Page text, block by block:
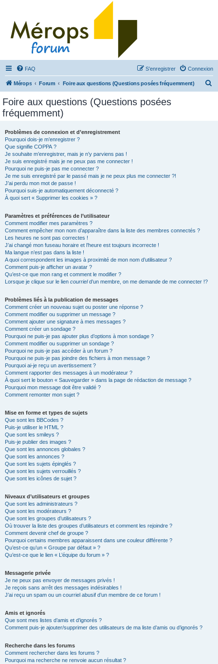
FAQ Connexion
S’enregistrer
Mérops Forum Foire aux questions (Questions posées fréquemment)
Foire aux questions (Questions posées
fréquemment)
Problèmes de connexion et d’enregistrement
Pourquoi dois-je m’enregistrer ?
Que signifie COPPA ?
Je souhaite m’enregistrer, mais je n’y parviens pas !
Je suis enregistré mais je ne peux pas me connecter !
Pourquoi ne puis-je pas me connecter ?
Je me suis enregistré par le passé mais je ne peux plus me connecter ?!
J’ai perdu mon mot de passe !
Pourquoi suis-je automatiquement déconnecté ?
À quoi sert « Supprimer les cookies » ?
Paramètres et préférences de l’utilisateur
Comment modifier mes paramètres ?
Comment empêcher mon nom d’apparaître dans la liste des membres connectés ?
Les heures ne sont pas correctes !
J’ai changé mon fuseau horaire et l’heure est toujours incorrecte !
Ma langue n’est pas dans la liste !
A quoi correspondent les images à proximité de mon nom d’utilisateur ?
Comment puis-je afficher un avatar ?
Qu’est-ce que mon rang et comment le modifier ?
Lorsque je clique sur le lien courrield’un membre, on me demande de me connecter !?
Problèmes liés à la publication de messages
Comment créer un nouveau sujet ou poster une réponse ?
Comment modifier ou supprimer un message ?
Comment ajouter une signature à mes messages ?
Comment créer un sondage ?
Pourquoi ne puis-je pas ajouter plus d’options à mon sondage ?
Comment modifier ou supprimer un sondage ?
Pourquoi ne puis-je pas accéder à un forum ?
Pourquoi ne puis-je pas joindre des fichiers à mon message ?
Pourquoi ai-je reçu un avertissement ?
Comment rapporter des messages à un modérateur ?
À quoi sert le bouton « Sauvegarder » dans la page de rédaction de message ?
Pourquoi mon message doit être validé ?
Comment remonter mon sujet ?
Mise en forme et types de sujets
Que sont les BBCodes ?
Puis-je utiliser le HTML ?
Que sont les smileys ?
Puis-je publier des images ?
Que sont les annonces globales ?
Que sont les annonces ?
Que sont les sujets épinglés ?
Que sont les sujets verrouillés ?
Que sont les icônes de sujet ?
Niveaux d’utilisateurs et groupes
Que sont les administrateurs ?
Que sont les modérateurs ?
Que sont les groupes d’utilisateurs ?
Où trouver la liste des groupes d’utilisateurs et comment les rejoindre ?
Comment devenir chef de groupe ?
Pourquoi certains membres apparaissent dans une couleur différente ?
Qu’est-ce qu’un « Groupe par défaut » ?
Qu’est-ce que le lien « L’équipe du forum » ?
Messagerie privée
Je ne peux pas envoyer de messages privés !
Je reçois sans arrêt des messages indésirables !
J’ai reçu un spam ou un courriel abusif d’un membre de ce forum !
Amis et ignorés
Que sont mes listes d’amis et d’ignorés ?
Comment puis-je ajouter/supprimer des utilisateurs de ma liste d’amis ou d’ignorés ?
Recherche dans les forums
Comment rechercher dans les forums ?
Pourquoi ma recherche ne renvoie aucun résultat ?